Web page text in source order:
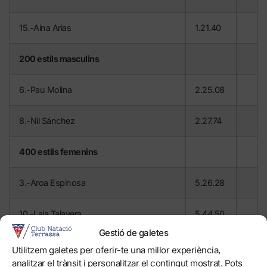
Gestió de galetes
Utilitzem galetes per oferir-te una millor experiència,
analitzar el trànsit i personalitzar el contingut mostrat. Pots
15.-Aina Arias 1.21.40
200 estils masculins
6.-Pau Molina 2.25.08
8.-Nil Sánchez 2.27.74
400 estils femenins
3.-Aroa Espinosa 5.26.28
10.-Laia Talavera 5.44.50
200 esquena masculins